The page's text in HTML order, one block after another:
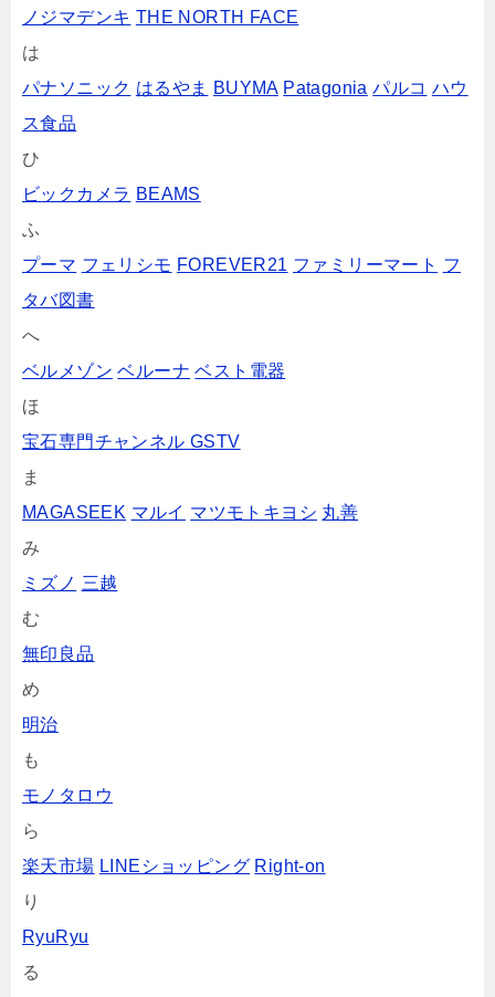
ノジマデンキ THE NORTH FACE
は
パナソニック はるやま BUYMA Patagonia パルコ ハウ
ス食品
ひ
ビックカメラ BEAMS
ふ
プーマ フェリシモ FOREVER21 ファミリーマート フ
タバ図書
へ
ベルメゾン ベルーナ ベスト電器
ほ
宝石専門チャンネル GSTV
ま
MAGASEEK マルイ マツモトキヨシ 丸善
み
ミズノ 三越
む
無印良品
め
明治
も
モノタロウ
ら
楽天市場 LINEショッピング Right-on
り
RyuRyu
る